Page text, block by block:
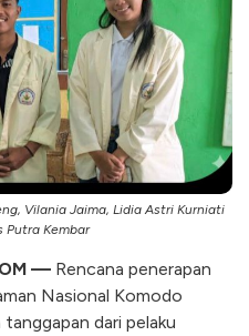
Vilania Jaima, Lidia Astri Kurniati
Putra Kembar
— Rencana penerapan
Nasional Komodo
dari pelaku